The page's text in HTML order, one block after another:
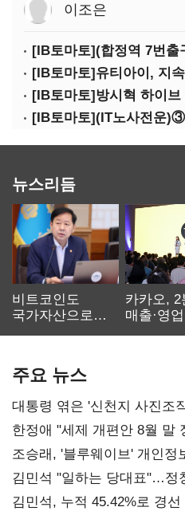
이조은
뉴스리듬
비트코인도
국가자산으로…'
카카오, 2
매출·영
주요 뉴스
대통령 엮은 '신천지 사진조
한정애 "세제 개편안 8월
조승래, '블루웨이브' 개인정
통감"
김민석 "일하는 당대표"…정
김민석, 누적 45.42%로 경